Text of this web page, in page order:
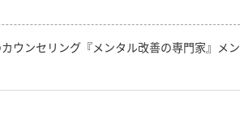
ウンセリング『メンタル改善の専門家』メ